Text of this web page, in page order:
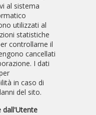
al sistema
utilizzati al
statistiche
controllarne il
cancellati
I dati
in caso di
del sito.
dall'Utente